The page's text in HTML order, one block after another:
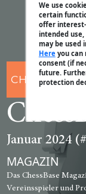
We use
certain
offer
intended
may be used
Hereyou can
consent (if
future.
protection
CHESSBASE
Januar 2024
MAGAZIN
Das ChessBase
Vereinsspieler und